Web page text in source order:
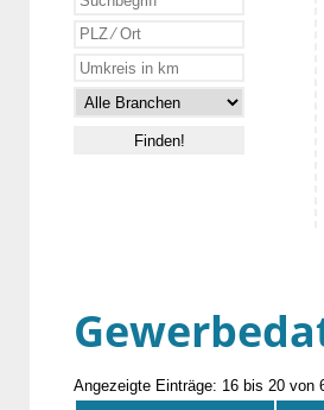
Angezeigte Einträge: 16 bis 20 von